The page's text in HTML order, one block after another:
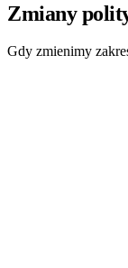
Zmiany
Gdy zmienimy